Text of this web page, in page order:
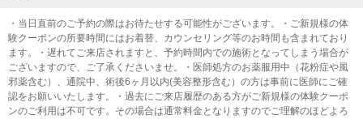
・当日直前のご予約の際はお待たせする可能性がございます。・ご新規様の体
験クーポンの所要時間にはお着替、カウンセリング等のお時間も含まれており
ます。・遅れてご来店されますと、予約時間内での施術となってしまう場合が
ございますので、ご了承くださいませ。・医師処方のお薬服用中（花粉症や風
邪薬含む）、通院中、術後6ヶ月以内(美容整形含む）の方は事前に医師にご確
認をお願いいたします。・過去にご来店履歴のある方がご新規様の体験クーポ
ンのご利用は不可です。その場合は通常料金となりますのでご理解のほどよろ